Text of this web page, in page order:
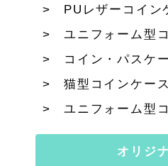
PUレザーコイン
ユニフォーム型
コイン・パスケ
猫型コインケース
ユニフォーム型
オリジ